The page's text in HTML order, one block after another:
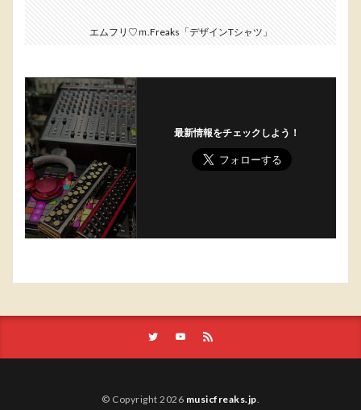
エムフリ♡ｍ.Freaks「デザインTシャツ」
最新情報をチェックしよう！
© Copyright 2026 musicfreaks.jp